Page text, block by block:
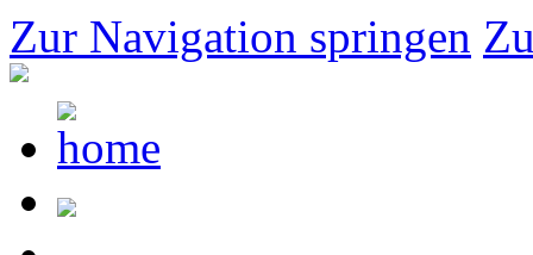
Zur Navigation springen